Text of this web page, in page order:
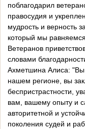
поблагодарил
правосудия и
мудрость и верность
который мы
Ветеранов
словами
Ахметшина Алиса: "Вы
нашем регионе, вы
беспристрастности,
вам, вашему опыту и
авторитетной и
поколения судей и